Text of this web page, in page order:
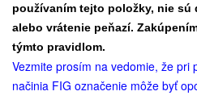
používaním tejto položky, nie sú
alebo vrátenie peňazí.
týmto pravidlom.
Vezmite prosím na vedomie, že pri
načinia FIG označenie môže byť